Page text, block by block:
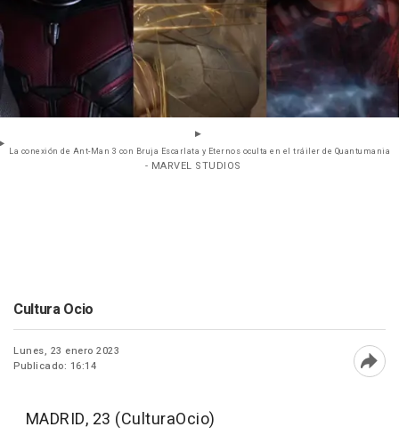
La conexión de Ant-Man 3 con Bruja Escarlata y Eternos oculta en el tráiler de Quantumania
- MARVEL STUDIOS
Cultura Ocio
Lunes, 23 enero 2023
Publicado: 16:14
MADRID, 23 (CulturaOcio)